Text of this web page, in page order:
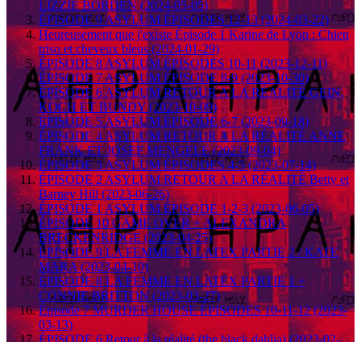
LIZZIE BORDEN (2024-05-05)
ÉPISODE 9 ASYLUM ÉPISODES 12-13 (2024-03-22)
Heureusement que j'existe Épisode 1 Karine de Lyon : Chien
triso et cheveux bleus (2024-01-29)
ÉPISODE 8 ASYLUM ÉPISODES 10-11 (2023-12-11)
ÉPISODE 7 ASYLUM ÉPISODE 8-9 (2023-10-30)
ÉPISODE 6 ASYLUM RETOUR A LA RÉALITÉ GEIN,
KOCH ET BUNDY (2023-10-09)
ÉPISODE 5 ASYLUM ÉPISODE 6-7 (2023-09-18)
ÉPISODE 4 ASYLUM RETOUR A LA RÉALITÉ ANNE
FRANK ET JOSEF MENGELE (2023-09-04)
ÉPISODE 3 ASYLUM ÉPISODES 4-5 (2023-07-14)
ÉPISODE 2 ASYLUM RETOUR A LA RÉALITÉ Betty et
Barney Hill (2023-06-26)
ÉPISODE 1 ASYLUM ÉPISODE 1-2-3 (2023-06-05)
ÉPISODE 10 GAME OVER + ALEXANDRA
BRECKENRIDGE (2023-04-25)
ÉPISODE 9 LA FEMME EN LATEX PARTIE 2 / KATE
MARA (2023-04-10)
ÉPISODE 8 LA FEMME EN LATEX PARTIE 1 +
CONNIE BRITTON (2023-03-27)
Épisode 7 MURDER HOUSE ÉPISODES 10-11-12 (2023-
03-13)
ÉPISODE 6 Retour à la réalité (the black dahlia) (2023-02-